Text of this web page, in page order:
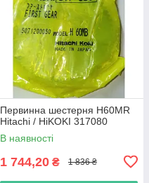
Первинна шестерня H60MR
Hitachi / HiKOKI 317080
В наявності
1 744,20 ₴ 1 836 ₴